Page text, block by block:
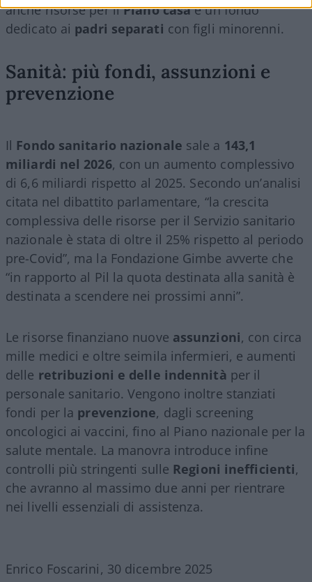
anche risorse per ilPiano casae un fondo
dedicato ai padri separati con figli minorenni.
Sanità: più fondi, assunzioni e
prevenzione
Il Fondo sanitario nazionale sale a 143,1
miliardi nel 2026, con un aumento complessivo
di 6,6 miliardi rispetto al 2025. Secondo un’analisi
citata nel dibattito parlamentare, “la crescita
complessiva delle risorse per il Servizio sanitario
nazionale è stata di oltre il 25% rispetto al periodo
pre-Covid”, ma la Fondazione Gimbe avverte che
“in rapporto al Pil la quota destinata alla sanità è
destinata a scendere nei prossimi anni”.
Le risorse finanziano nuove assunzioni, con circa
mille medici e oltre seimila infermieri, e aumenti
delle retribuzioni e delle indennità per il
personale sanitario. Vengono inoltre stanziati
fondi per la prevenzione, dagli screening
oncologici ai vaccini, fino al Piano nazionale per la
salute mentale. La manovra introduce infine
controlli più stringenti sulle Regioni inefficienti,
che avranno al massimo due anni per rientrare
nei livelli essenziali di assistenza.
Enrico Foscarini, 30 dicembre 2025